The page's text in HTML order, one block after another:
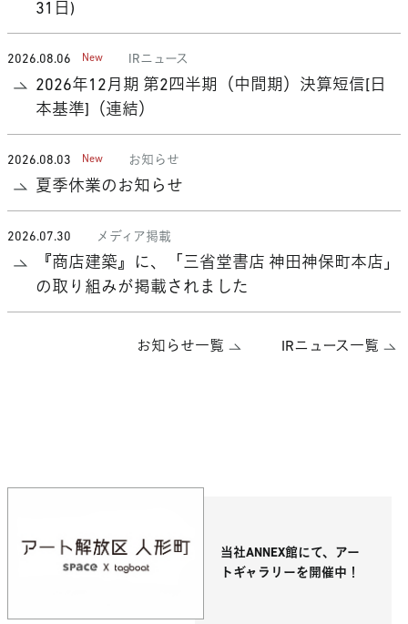
31日)
2026.08.06 IRニュース
2026年12月期 第2四半期（中間期）決算短信[日
本基準]（連結）
2026.08.03 お知らせ
夏季休業のお知らせ
2026.07.30 メディア掲載
『商店建築』に、「三省堂書店 神田神保町本店」
の取り組みが掲載されました
お知らせ一覧 IRニュース一覧
当社ANNEX館にて、アー
トギャラリーを開催中！